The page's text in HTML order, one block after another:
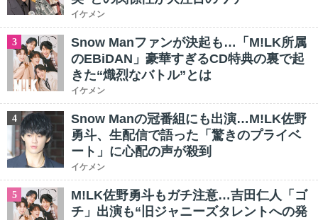
イケメン
3
Snow Manファンが決起も…「M!LK所属
のEBiDAN」豪華すぎるCD特典の裏で起
きた“熾烈なバトル”とは
イケメン
4
Snow Manの冠番組にも出演…M!LK佐野
勇斗、生配信で語った「驚きのプライベ
ート」に心配の声が殺到
イケメン
5
M!LK佐野勇斗もガチ注意…吉田仁人「ゴ
チ」出演も“旧ジャニーズタレントへの発